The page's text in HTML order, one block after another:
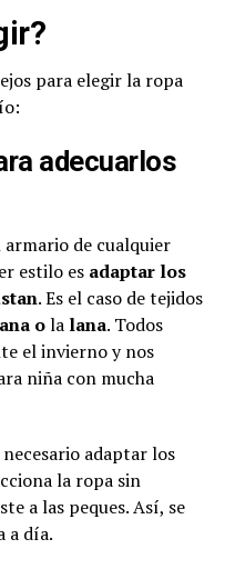
para elegir la ropa
adecuarlos
de cualquier
estilo esadaptar los
. Es el caso de tejidos
ola lana. Todos
el invierno y nos
niña con mucha
adaptar los
la ropa sin
a las peques. Así, se
a día.